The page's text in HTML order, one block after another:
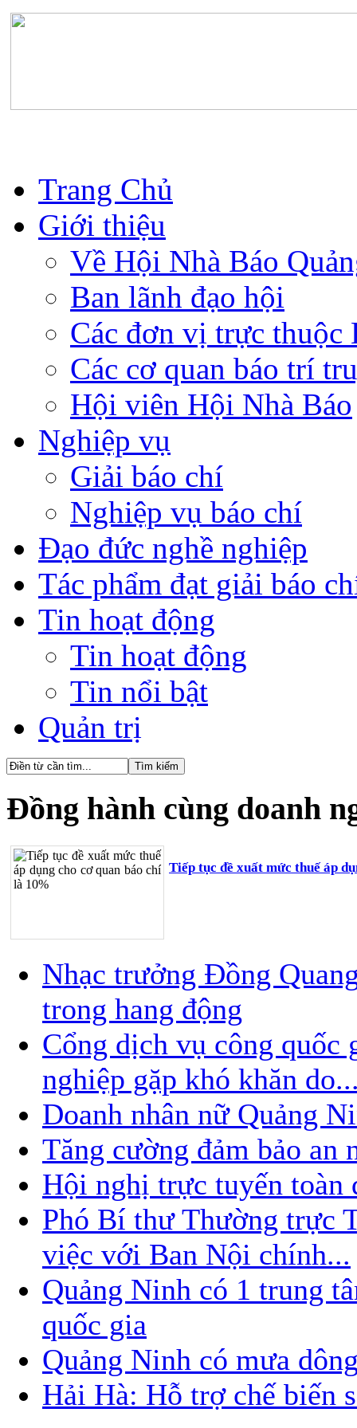
Trang Chủ
Giới thiệu
Về Hội Nhà Báo
Ban lãnh đạo hội
Các đơn vị trực thuộc
Các cơ quan báo trí
Hội viên Hội Nhà Báo
Nghiệp vụ
Giải báo chí
Nghiệp vụ báo chí
Đạo đức nghề nghiệp
Tác phẩm đạt giải báo
Tin hoạt động
Tin hoạt động
Tin nổi bật
Quản trị
Đồng hành cùng doanh
Tiếp tục đề xuất mức thuế áp
Nhạc trưởng Đồng
trong hang động
Cổng dịch vụ công quốc
nghiệp gặp khó khăn
Doanh nhân nữ Quảng
Tăng cường đảm bảo
Hội nghị trực tuyến toàn
Phó Bí thư Thường trực
việc với Ban Nội chính...
Quảng Ninh có 1 trung
quốc gia
Quảng Ninh có mưa
Hải Hà: Hỗ trợ chế biến